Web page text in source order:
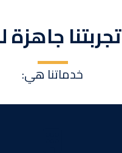
تجربتنا
خدماتنا هي: